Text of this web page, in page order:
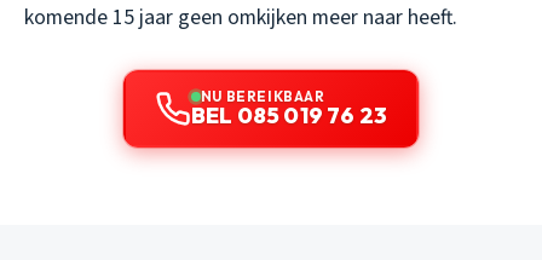
komende 15 jaar geen omkijken meer naar heeft.
NU BEREIKBAAR
BEL 085 019 76 23